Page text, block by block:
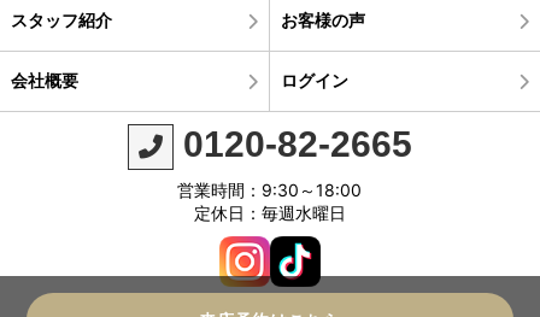
スタッフ紹介 お客様の声
会社概要 ログイン
0120-82-2665
営業時間：9:30～18:00
定休日：毎週水曜日